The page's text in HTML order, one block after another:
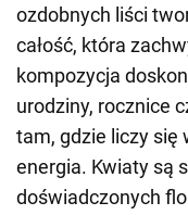
ozdobnych liści
całość, która
kompozycja
urodziny, rocznice
tam, gdzie liczy się
energia. Kwiaty są
doświadczonych